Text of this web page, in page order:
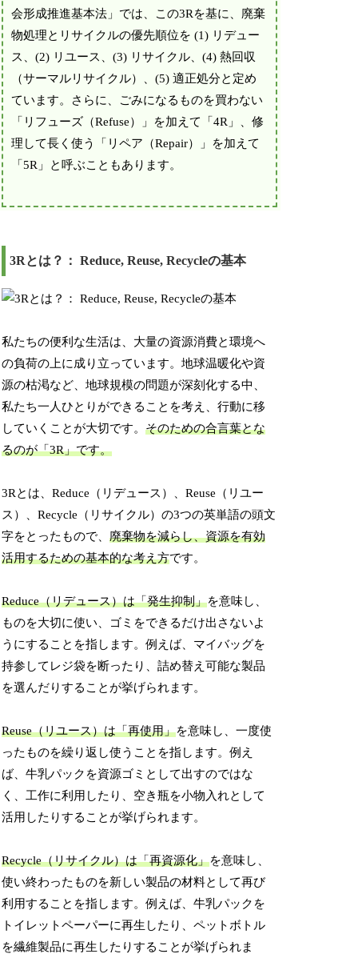
会形成推進基本法」では、この3Rを基に、廃棄
物処理とリサイクルの優先順位を (1) リデュー
ス、(2) リユース、(3) リサイクル、(4) 熱回収
（サーマルリサイクル）、(5) 適正処分と定め
ています。さらに、ごみになるものを買わない
「リフューズ（Refuse）」を加えて「4R」、修
理して長く使う「リペア（Repair）」を加えて
「5R」と呼ぶこともあります。
3Rとは？： Reduce, Reuse, Recycleの基本
私たちの便利な生活は、大量の資源消費と環境へ
の負荷の上に成り立っています。地球温暖化や資
源の枯渇など、地球規模の問題が深刻化する中、
私たち一人ひとりができることを考え、行動に移
していくことが大切です。そのための合言葉とな
るのが「3R」です。
3Rとは、Reduce（リデュース）、Reuse（リユー
ス）、Recycle（リサイクル）の3つの英単語の頭文
字をとったもので、廃棄物を減らし、資源を有効
活用するための基本的な考え方です。
Reduce（リデュース）は「発生抑制」を意味し、
ものを大切に使い、ゴミをできるだけ出さないよ
うにすることを指します。例えば、マイバッグを
持参してレジ袋を断ったり、詰め替え可能な製品
を選んだりすることが挙げられます。
Reuse（リユース）は「再使用」を意味し、一度使
ったものを繰り返し使うことを指します。例え
ば、牛乳パックを資源ゴミとして出すのではな
く、工作に利用したり、空き瓶を小物入れとして
活用したりすることが挙げられます。
Recycle（リサイクル）は「再資源化」を意味し、
使い終わったものを新しい製品の材料として再び
利用することを指します。例えば、牛乳パックを
トイレットペーパーに再生したり、ペットボトル
を繊維製品に再生したりすることが挙げられま